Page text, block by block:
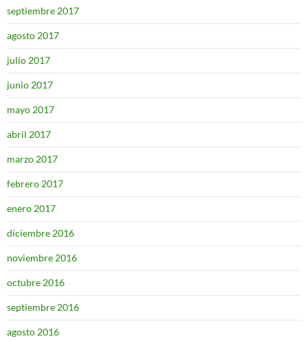
septiembre 2017
agosto 2017
julio 2017
junio 2017
mayo 2017
abril 2017
marzo 2017
febrero 2017
enero 2017
diciembre 2016
noviembre 2016
octubre 2016
septiembre 2016
agosto 2016